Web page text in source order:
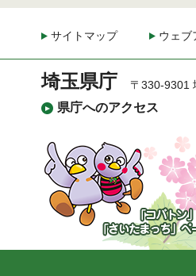
サイトマップ ウェブ
埼玉県庁
県庁へのアクセス
〒330-9301
「コバトン」&
まっち」